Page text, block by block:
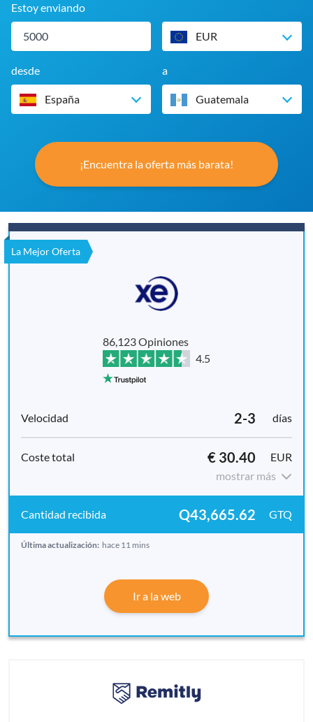
Estoy enviando
EUR
desde
España
a
Guatemala
¡Encuentra la oferta más barata!
La Mejor Oferta
86,123 Opiniones
4.5
2-3 días
€ 30.40
EUR
mostrar más
Q43,665.62 GTQ
Última actualización: hace 11 mins
Ir a la web